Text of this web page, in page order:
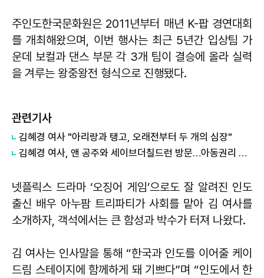
주인도한국문화원은 2011년부터 매년 K-팝 경연대회
를 개최해왔으며, 이번 행사는 최근 5년간 입상팀 가
운데 보컬과 댄스 부문 각 3개 팀이 결승에 올라 실력
을 겨루는 왕중왕전 형식으로 진행됐다.
관련기사
김혜경 여사 "아리랑과 탱고, 오래전부터 두 개의 심장"
김혜경 여사, 앤 공주와 세이브더칠드런 방문…아동권리 활동 격려
넷플릭스 드라마 ‘오징어 게임’으로도 잘 알려진 인도
출신 배우 아누팜 트리파티가 사회를 맡아 김 여사를
소개하자, 객석에서는 큰 함성과 박수가 터져 나왔다.
김 여사는 인사말을 통해 “한국과 인도를 이어줄 케이
드림 스테이지에 함께하게 돼 기쁘다”며 “인도에서 한